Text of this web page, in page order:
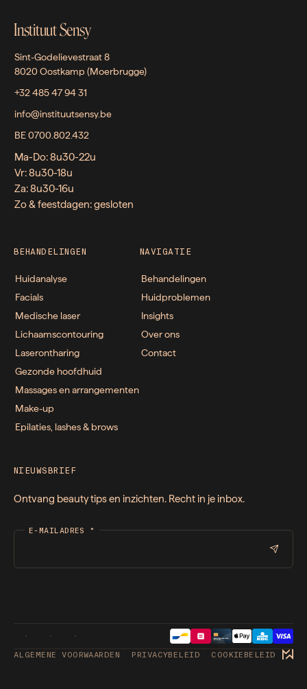
Instituut Sensy
Sint-Godelievestraat 8
8020 Oostkamp (Moerbrugge)
+32 485 47 94 31
info@instituutsensy.be
BE 0700.802.432
Ma-Do: 8u30-22u
Vr: 8u30-18u
Za: 8u30-16u
Zo & feestdagen: gesloten
BEHANDELINGEN
Huidanalyse
Facials
Medische laser
Lichaamscontouring
Laserontharing
Gezonde hoofdhuid
Massages en arrangementen
Make-up
Epilaties, lashes & brows
NAVIGATIE
Behandelingen
Huidproblemen
Insights
Over ons
Contact
NIEUWSBRIEF
Ontvang beauty tips en inzichten. Recht in je inbox.
E-MAILADRES *
ALGEMENE VOORWAARDEN PRIVACYBELEID COOKIEBELEID